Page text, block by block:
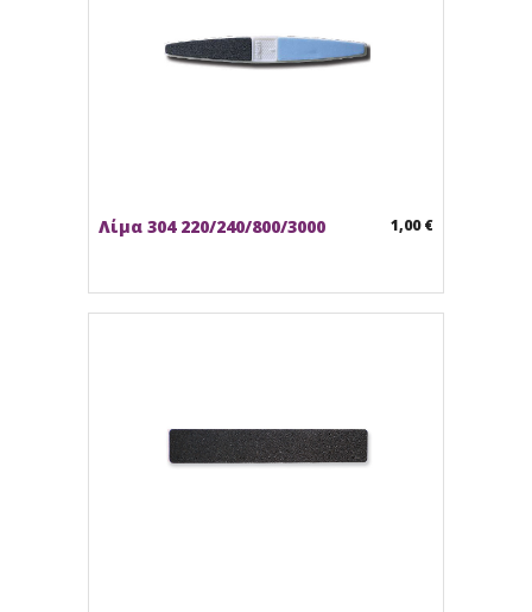
Λίμα 304 220/240/800/3000 1,00 €